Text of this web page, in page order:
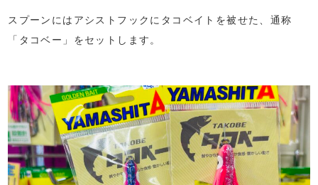
スプーンにはアシストフックにタコベイトを被せた、通称
「タコベー」をセットします。